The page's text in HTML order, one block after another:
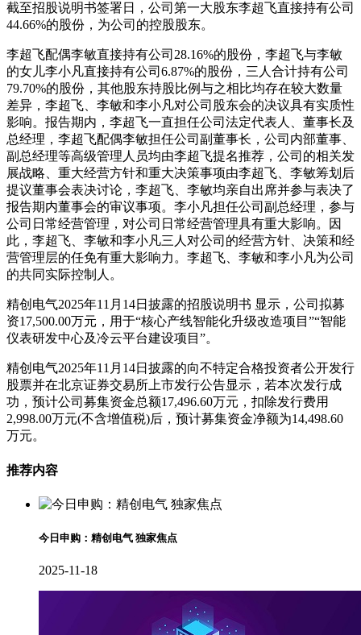
截至招股说明书签署日，公司第一大股东李超飞直接持有公司
44.66%的股份，为公司的控股股东。
李超飞配偶李敏直接持有公司28.16%的股份，李超飞与李敏
的女儿李小凡直接持有公司6.87%的股份，三人合计持有公司
79.70%的股份，其他股东持股比例与之相比均存在较大数量
差异，李超飞、李敏和李小凡对公司股东会的决议具有实质性
影响。报告期内，李超飞一直担任公司法定代表人、董事长及
总经理，李超飞配偶李敏担任公司副董事长，公司内部董事、
副总经理等高级管理人员均由李超飞提名推荐，公司的相关发
展战略、重大经营方针和重大决策事项由李超飞、李敏筹划后
提议董事会表决讨论，李超飞、李敏均亲自出席并参与表决了
报告期内董事会的审议事项。李小凡担任公司副总经理，参与
公司日常经营管理，对公司日常经营管理具有重大影响。因
此，李超飞、李敏和李小凡三人对公司的经营方针、决策和经
营管理层的任免有重大影响力。李超飞、李敏和李小凡为公司
的共同实际控制人。
精创电气2025年11月14日披露的招股说明书 显示，公司拟募
资17,500.00万元，用于“核心产线智能化升级改造项目”“智能
仪表研发中心及冷云平台建设项目”。
精创电气2025年11月14日披露的向不特定合格投资者公开发行
股票并在北京证券交易所上市发行公告显示，若本次发行成
功，预计公司募集资金总额17,496.60万元，扣除发行费用
2,998.00万元(不含增值税)后，预计募集资金净额为14,498.60
万元。
推荐内容
今日申购：精创电气 独家焦点
2025-11-18